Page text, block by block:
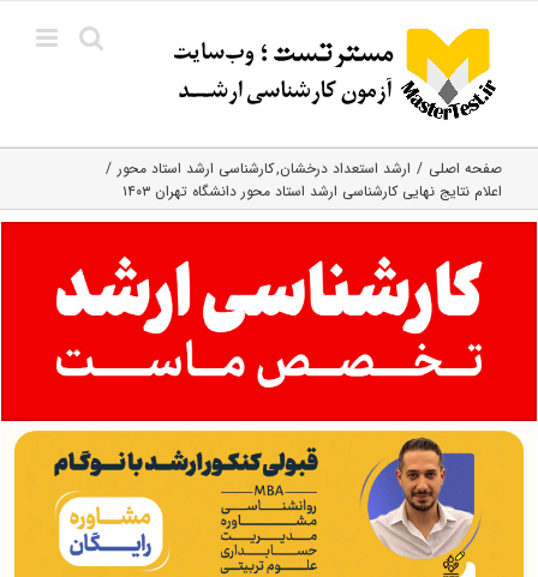
content
صفحه اصلی ارشد استعداد درخشان کارشناسی ارشد استاد محور
اعلام نتایج نهایی کارشناسی ارشد استاد محور دانشگاه تهران ۱۴۰۳